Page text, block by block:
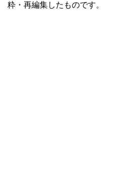
粋・再編集したものです。